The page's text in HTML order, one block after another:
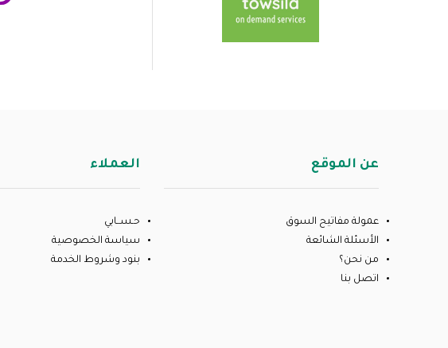
عن الموقع
عمولة مفاتيح السوق
الأسئلة الشائعة
من نحن؟
اتصل بنا
العملاء
حـســابي
سياسة الخصوصية
بنود وشروط الخدمة